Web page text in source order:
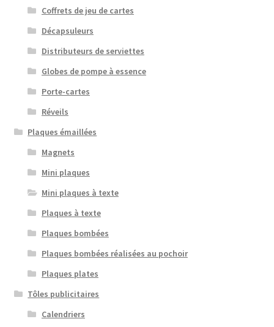
Coffrets de jeu de cartes
Décapsuleurs
Distributeurs de serviettes
Globes de pompe à essence
Porte-cartes
Réveils
Plaques émaillées
Magnets
Mini plaques
Mini plaques à texte
Plaques à texte
Plaques bombées
Plaques bombées réalisées au pochoir
Plaques plates
Tôles publicitaires
Calendriers